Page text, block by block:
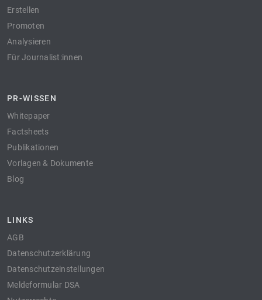
Erstellen
Promoten
Analysieren
Für Journalist:innen
PR-WISSEN
Whitepaper
Factsheets
Publikationen
Vorlagen & Dokumente
Blog
LINKS
AGB
Datenschutzerklärung
Datenschutzeinstellungen
Meldeformular DSA